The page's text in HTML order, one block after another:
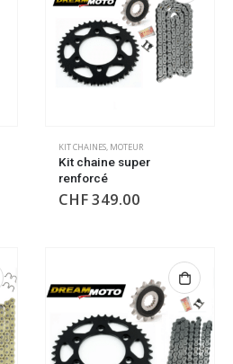
KIT CHAINES, MOTEUR
Kit chaine super
renforcé
CHF349.00